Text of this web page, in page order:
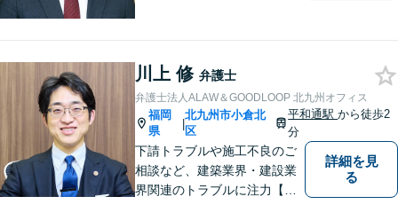
れています。 スピーディーか
つ依頼者様満足の高い事件処
理をモットーにしています。
川上 修 弁護士
弁護士法人ALAW＆GOODLOOP 北九州オフィス
福岡
県
|
北九州市小倉北
区
平和通駅から徒歩2
分
下請トラブルや施工不良のご
相談など、建築業界・建設業
界関連のトラブルに注力【企
詳細を見
る